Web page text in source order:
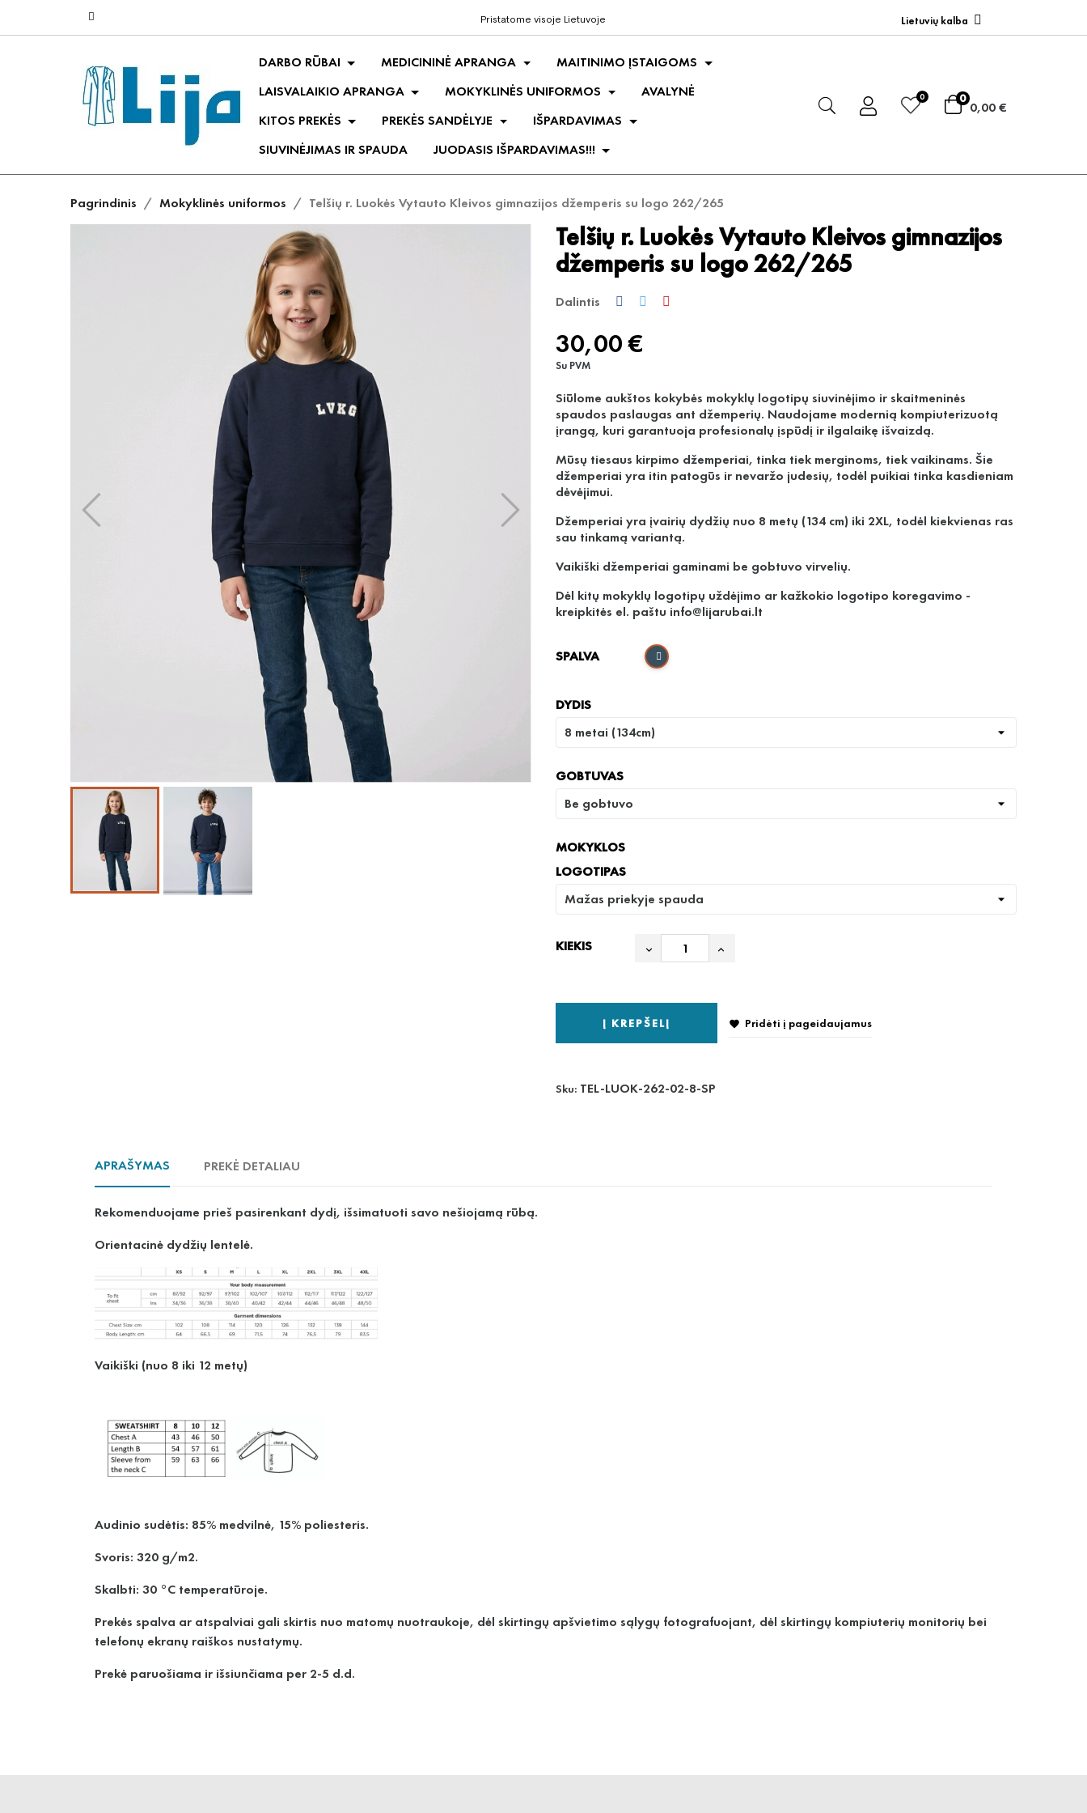
Pristatome visoje Lietuvoje Lietuvių kalba
DARBO RŪBAI MEDICININĖ APRANGA
MAITINIMO ĮSTAIGOMS
LAISVALAIKIO APRANGA
MOKYKLINĖS UNIFORMOS
AVALYNĖ
KITOS PREKĖS
PREKĖS SANDĖLYJE
IŠPARDAVIMAS
SIUVINĖJIMAS IR SPAUDA
JUODASIS IŠPARDAVIMAS!!!
0 0
0,00 €
Pagrindinis Mokyklinės uniformos Telšių r. Luokės Vytauto Kleivos gimnazijos džemperis su logo 262/265
Telšių r. Luokės Vytauto Kleivos gimnazijos
džemperis su logo 262/265
Dalintis
30,00 €
Su PVM
Siūlome aukštos kokybės mokyklų logotipų siuvinėjimo ir skaitmeninės
spaudos paslaugas ant džemperių. Naudojame modernią kompiuterizuotą
įrangą, kuri garantuoja profesionalų įspūdį ir ilgalaikę išvaizdą.
Mūsų tiesaus kirpimo džemperiai, tinka tiek merginoms, tiek vaikinams. Šie
džemperiai yra itin patogūs ir nevaržo judesių, todėl puikiai tinka kasdieniam
dėvėjimui.
Džemperiai yra įvairių dydžių nuo 8 metų (134 cm) iki 2XL, todėl kiekvienas ras
sau tinkamą variantą.
Vaikiški džemperiai gaminami be gobtuvo virvelių.
Dėl kitų mokyklų logotipų uždėjimo ar kažkokio logotipo koregavimo -
kreipkitės el. paštu info@lijarubai.lt
SPALVA
DYDIS
GOBTUVAS
MOKYKLOS
LOGOTIPAS
KIEKIS
Į KREPŠELĮ  Pridėti į pageidaujamus
Sku: TEL-LUOK-262-02-8-SP
APRAŠYMAS PREKĖ DETALIAU
Rekomenduojame prieš pasirenkant dydį, išsimatuoti savo nešiojamą rūbą.
Orientacinė dydžių lentelė.
Vaikiški (nuo 8 iki 12 metų)
Audinio sudėtis: 85% medvilnė, 15% poliesteris.
Svoris: 320 g/m2.
Skalbti: 30 °C temperatūroje.
Prekės spalva ar atspalviai gali skirtis nuo matomų nuotraukoje, dėl skirtingų apšvietimo sąlygų fotografuojant, dėl skirtingų kompiuterių monitorių bei
telefonų ekranų raiškos nustatymų.
Prekė paruošiama ir išsiunčiama per 2-5 d.d.